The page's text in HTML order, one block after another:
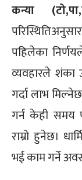
कन्या
पहिलेका
व्यवहारले शंका
गर्दा लाभ
गर्न केही समय
राम्रो हुनेछ।
भई काम गर्ने